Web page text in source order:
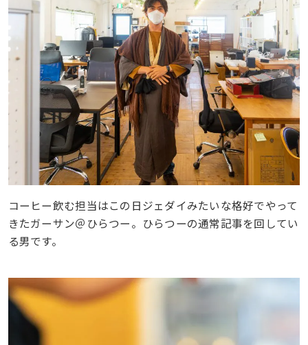
コーヒー飲む担当はこの日ジェダイみたいな格好でやって
きたガーサン＠ひらつー。ひらつーの通常記事を回してい
る男です。